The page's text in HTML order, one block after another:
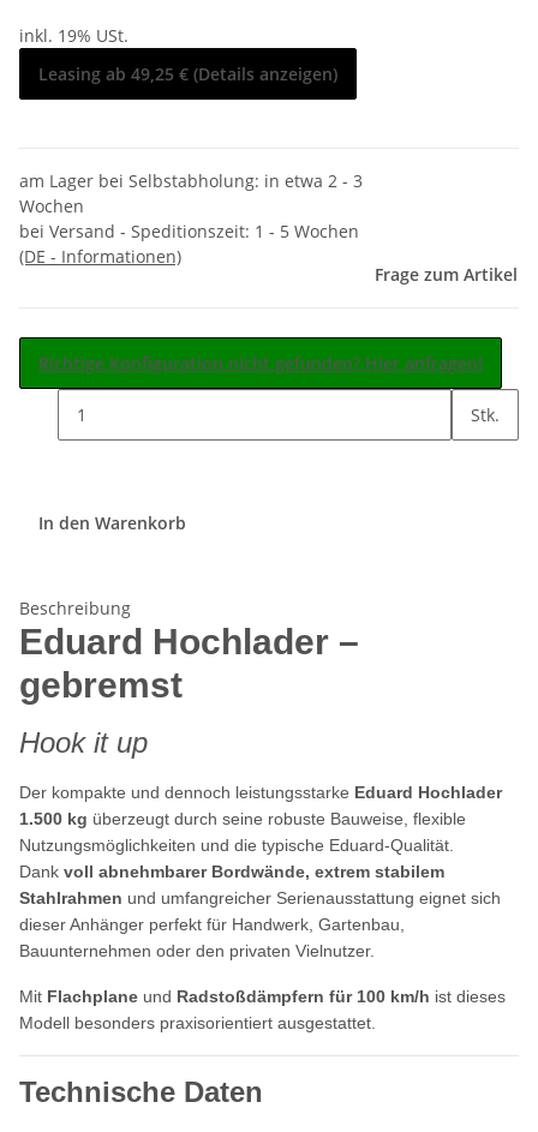
inkl. 19% USt.
Leasing ab 49,25 € (Details anzeigen)
am Lager bei Selbstabholung: in etwa 2 - 3
Wochen
bei Versand - Speditionszeit: 1 - 5 Wochen
(DE - Informationen)
Frage zum Artikel
Richtige Konfiguration nicht gefunden? Hier anfragen!
Stk.
In den Warenkorb
Beschreibung
Eduard Hochlader –
gebremst
Hook it up
Der kompakte und dennoch leistungsstarke Eduard Hochlader
1.500 kg überzeugt durch seine robuste Bauweise, flexible
Nutzungsmöglichkeiten und die typische Eduard-Qualität.
Dank voll abnehmbarer Bordwände, extrem stabilem
Stahlrahmen und umfangreicher Serienausstattung eignet sich
dieser Anhänger perfekt für Handwerk, Gartenbau,
Bauunternehmen oder den privaten Vielnutzer.
Mit Flachplane und Radstoßdämpfern für 100 km/h ist dieses
Modell besonders praxisorientiert ausgestattet.
Technische Daten